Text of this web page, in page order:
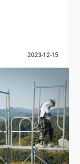
2023-12-15